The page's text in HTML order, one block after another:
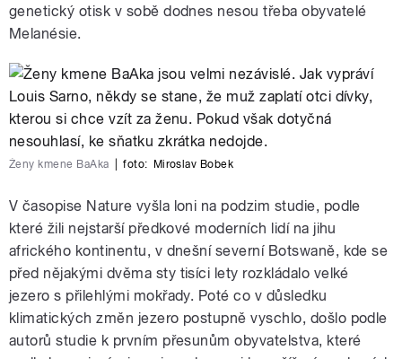
genetický otisk v sobě dodnes nesou třeba obyvatelé
Melanésie.
Ženy kmene BaAka foto: Miroslav Bobek
V časopise Nature vyšla loni na podzim studie, podle
které žili nejstarší předkové moderních lidí na jihu
afrického kontinentu, v dnešní severní Botswaně, kde se
před nějakými dvěma sty tisíci lety rozkládalo velké
jezero s přilehlými mokřady. Poté co v důsledku
klimatických změn jezero postupně vyschlo, došlo podle
autorů studie k prvním přesunům obyvatelstva, které